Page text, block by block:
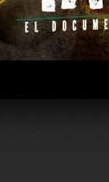
COMPARTIR